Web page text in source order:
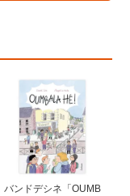
バンドデシネ「OUMB